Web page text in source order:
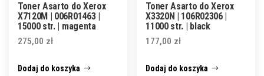
Toner Asarto do Xerox
X7120M | 006R01463 |
15000 str. | magenta
275,00 zł
Dodaj do koszyka
Toner Asarto do Xerox
X3320N | 106R02306 |
11000 str. | black
177,00 zł
Dodaj do koszyka